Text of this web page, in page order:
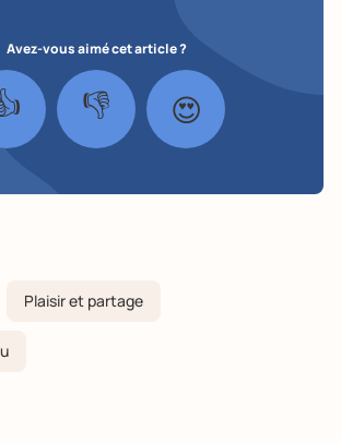
Avez-vous aimé cet article ?
👎 😍
Plaisir et partage